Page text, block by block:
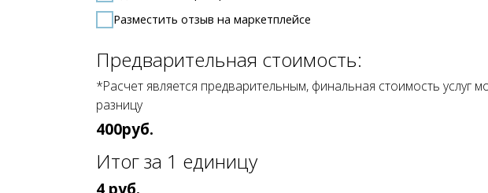
Итог за 1 единицу
+7
ПОЛУЧИТЬ СКИДКУ 20% НА ПЕРВЫЙ ЗАКАЗ